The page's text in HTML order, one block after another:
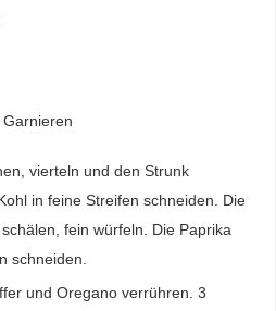
vierteln und den Strunk
in feine Streifen schneiden. Die
fein würfeln. Die Paprika
schneiden.
und Oregano verrühren. 3